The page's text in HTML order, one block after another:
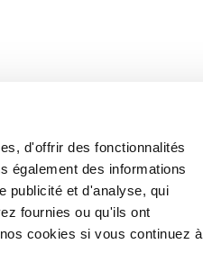
d'offrir des fonctionnalités
également des informations
publicité et d'analyse, qui
fournies ou qu'ils ont
cookies si vous continuez à